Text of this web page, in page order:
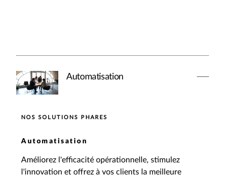
Automatisation
NOS SOLUTIONS PHARES
Automatisation
Améliorez l'efficacité opérationnelle, stimulez
l'innovation et offrez à vos clients la meilleure